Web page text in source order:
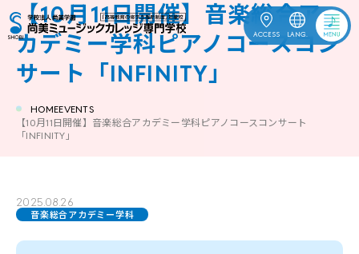
ACCESS LANG.
受験生応援
ENGLISH 中文 한국어
【10月11日開催】音楽総合ア
カデミー学科ピアノコースコン
サート「INFINITY」
HOMEEVENTS
【10月11日開催】音楽総合アカデミー学科ピアノコースコンサート
「INFINITY」
2025.08.26
音楽総合アカデミー学科